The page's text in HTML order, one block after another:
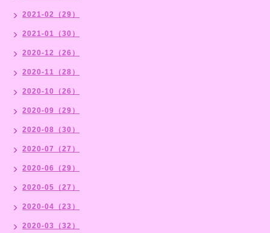
2021-02（29）
2021-01（30）
2020-12（26）
2020-11（28）
2020-10（26）
2020-09（29）
2020-08（30）
2020-07（27）
2020-06（29）
2020-05（27）
2020-04（23）
2020-03（32）